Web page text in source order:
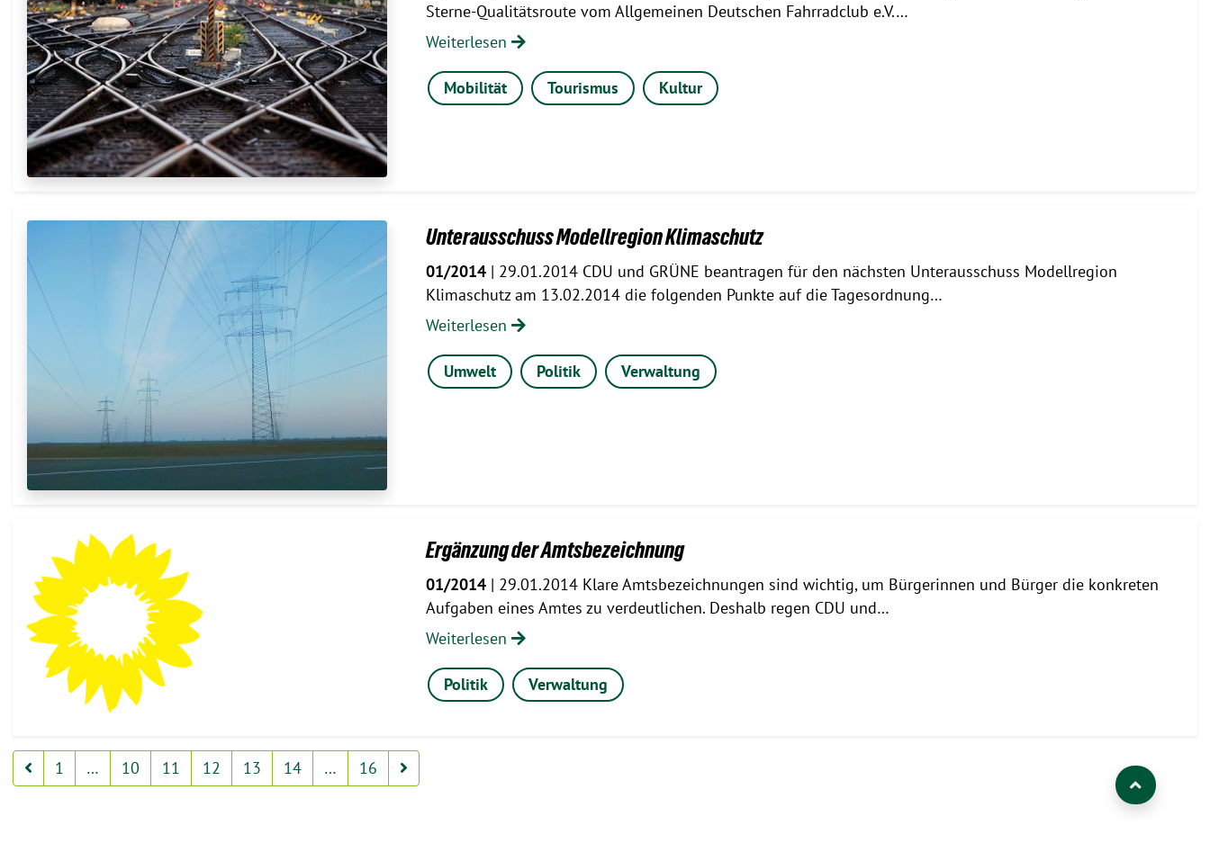
Sterne-Qualitätsroute vom Allgemeinen Deutschen Fahrradclub e.V.…
Weiterlesen
Mobilität Tourismus Kultur
Unterausschuss Modellregion Klimaschutz
01/2014| 29.01.2014 CDU und GRÜNE beantragen für den nächsten Unterausschuss Modellregion
Klimaschutz am 13.02.2014 die folgenden Punkte auf die Tagesordnung…
Weiterlesen
Umwelt Politik Verwaltung
Ergänzung der Amtsbezeichnung
01/2014| 29.01.2014 Klare Amtsbezeichnungen sind wichtig, um Bürgerinnen und Bürger die konkreten
Aufgaben eines Amtes zu verdeutlichen. Deshalb regen CDU und…
Weiterlesen
Politik Verwaltung
1 … 10 11 12 13 14 … 16